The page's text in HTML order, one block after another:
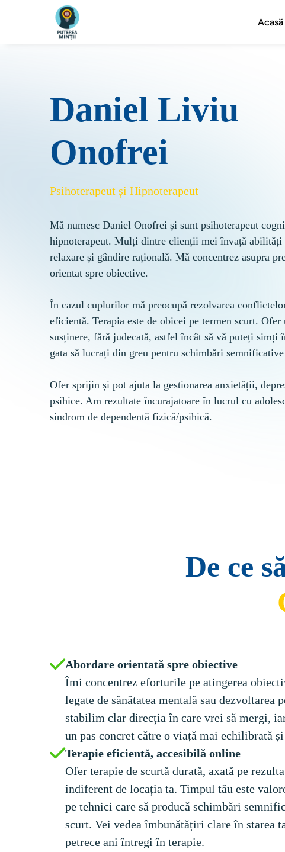
Acasă
Daniel Liviu
Onofrei
Psihoterapeut și Hipnoterapeut
Mă numesc Daniel Onofrei și sunt psihoterapeut
hipnoterapeut. Mulți dintre clienții mei învață abilități
relaxare și gândire rațională. Mă concentrez asupra
orientat spre obiective.
În cazul cuplurilor mă preocupă rezolvarea
eficientă. Terapia este de obicei pe termen scurt.
susținere, fără judecată, astfel încât să vă puteți simți
gata să lucrați din greu pentru schimbări
Ofer sprijin și pot ajuta la gestionarea anxietății,
psihice. Am rezultate încurajatoare în lucrul cu
sindrom de dependentă fizică/psihică.
De ce
Îmi concentrez eforturile pe atingerea
legate de sănătatea mentală sau dezvoltarea
stabilim clar direcția în care vrei să mergi,
Ofer terapie de scurtă durată, axată pe
indiferent de locația ta. Timpul tău este
pe tehnici care să producă schimbări
scurt. Vei vedea îmbunătățiri clare în starea